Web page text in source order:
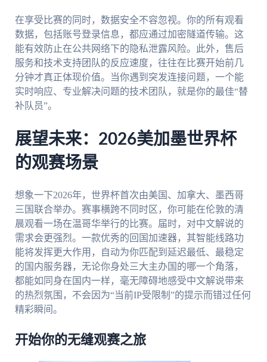
在享受比赛的同时，数据安全不容忽视。你的所有观看
数据，包括账号登录信息，都应通过加密隧道传输。这
能有效防止在公共网络下的隐私泄露风险。此外，售后
服务和技术支持团队的反应速度，往往在比赛开始前几
分钟才真正体现价值。当你遇到突发连接问题，一个能
实时响应、专业解决问题的技术团队，就是你的最佳“替
补队员”。
展望未来：2026美加墨世界杯
的观赛场景
想象一下2026年，世界杯首次由美国、加拿大、墨西哥
三国联合举办。赛事横跨不同时区，你可能在伦敦的清
晨观看一场在温哥华举行的比赛。届时，对中文解说的
需求会更强烈。一款优秀的回国加速器，其智能线路功
能将发挥更大作用，自动为你匹配到延迟最低、最稳定
的国内服务器，无论你身处三大主办国的哪一个角落，
都能如同身在国内一样，毫无障碍地感受中文解说带来
的热烈氛围，不会因为“当前IP受限制”的提示而错过任何
精彩瞬间。
开始你的无缝观赛之旅